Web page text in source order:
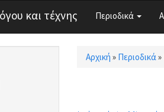
και τέχνης Περιοδικά
Είστε εδώ
Αρχική » Περιοδικά»